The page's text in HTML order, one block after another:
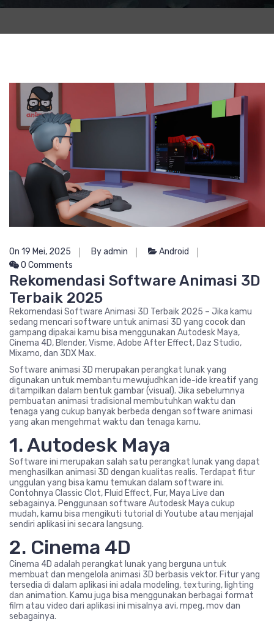
On 19 Mei, 2025 By admin
Android
0 Comments
Rekomendasi Software Animasi 3D
Terbaik 2025
Rekomendasi Software Animasi 3D Terbaik 2025 – Jika kamu
sedang mencari software untuk animasi 3D yang cocok dan
gampang dipakai kamu bisa menggunakan Autodesk Maya,
Cinema 4D, Blender, Visme, Adobe After Effect, Daz Studio,
Mixamo, dan 3DX Max.
Software animasi 3D merupakan perangkat lunak yang
digunakan untuk membantu mewujudhkan ide-ide kreatif yang
ditampilkan dalam bentuk gambar (visual). Jika sebelumnya
pembuatan animasi tradisional membutuhkan waktu dan
tenaga yang cukup banyak berbeda dengan software animasi
yang akan mengehmat waktu dan tenaga kamu.
1. Autodesk Maya
Software ini merupakan salah satu perangkat lunak yang dapat
menghasilkan animasi 3D dengan kualitas realis. Terdapat fitur
unggulan yang bisa kamu temukan dalam software ini.
Contohnya Classic Clot, Fluid Effect, Fur, Maya Live dan
sebagainya. Penggunaan software Autodesk Maya cukup
mudah, kamu bisa mengikuti tutorial di Youtube atau menjajal
sendiri aplikasi ini secara langsung.
2. Cinema 4D
Cinema 4D adalah perangkat lunak yang berguna untuk
membuat dan mengelola animasi 3D berbasis vektor. Fitur yang
tersedia di dalam aplikasi ini adala modeling, texturing, lighting
dan animation. Kamu juga bisa menggunakan berbagai format
film atau video dari aplikasi ini misalnya avi, mpeg, mov dan
sebagainya.